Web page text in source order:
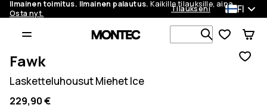
Ilmainen toimitus. Ilmainen palautus. Kaikille tilauksille, aina.
Osta nyt.
Tilaukseni FI
Etsi 1 000+
Fawk
Lasketteluhousut Miehet Ice
229,90 €